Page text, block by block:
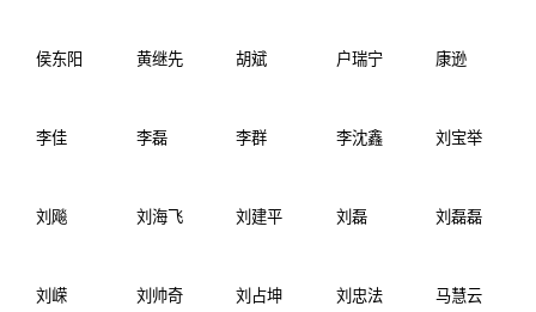
侯东阳 黄继先 胡斌 户瑞宁 康逊
李佳 李磊 李群 李沈鑫 刘宝举
刘飚 刘海飞 刘建平 刘磊 刘磊磊
刘嵘 刘帅奇 刘占坤 刘忠法 马慧云